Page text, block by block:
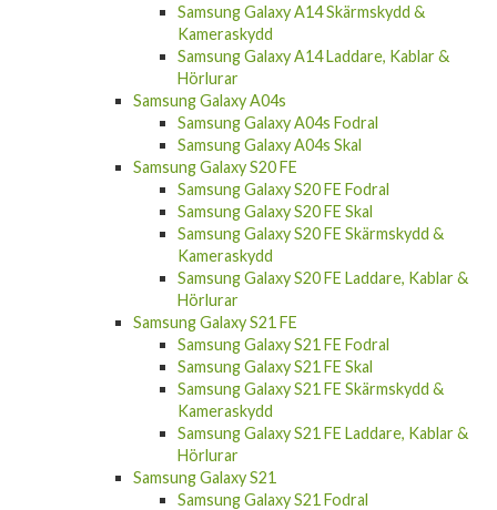
Kameraskydd
Samsung Galaxy A14 Laddare, Kablar &
Hörlurar
Samsung Galaxy A04s
Samsung Galaxy A04s Fodral
Samsung Galaxy A04s Skal
Samsung Galaxy S20 FE
Samsung Galaxy S20 FE Fodral
Samsung Galaxy S20 FE Skal
Samsung Galaxy S20 FE Skärmskydd &
Kameraskydd
Samsung Galaxy S20 FE Laddare, Kablar &
Hörlurar
Samsung Galaxy S21 FE
Samsung Galaxy S21 FE Fodral
Samsung Galaxy S21 FE Skal
Samsung Galaxy S21 FE Skärmskydd &
Kameraskydd
Samsung Galaxy S21 FE Laddare, Kablar &
Hörlurar
Samsung Galaxy S21
Samsung Galaxy S21 Fodral
Samsung Galaxy S21 Skal